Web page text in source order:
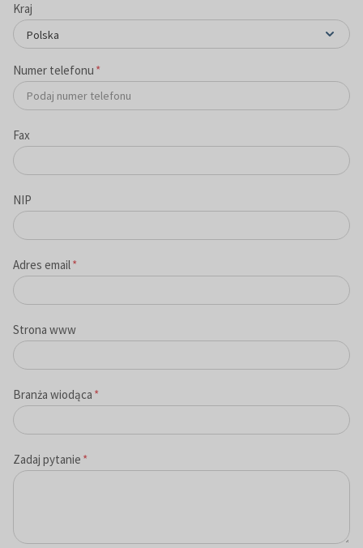
Kraj
Polska
*
Numer telefonu
Fax
NIP
*
Adres email
Strona www
*
Branża wiodąca
*
Zadaj pytanie